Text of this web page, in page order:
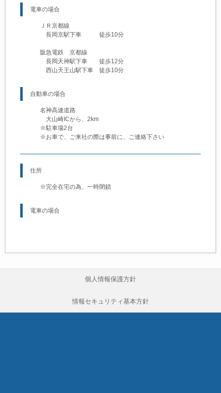
電車の場合
ＪＲ京都線
長岡京駅下車 徒歩10分
阪急電鉄 京都線
長岡天神駅下車 徒歩12分
西山天王山駅下車 徒歩10分
自動車の場合
名神高速道路
大山崎ICから、2km
※駐車場2台
※お車で、ご来社の際は事前に、ご連絡下さい
住所
※完全在宅の為、一時閉鎖
電車の場合
個人情報保護方針
情報セキュリティ基本方針